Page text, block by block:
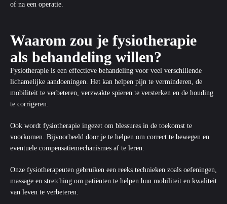
of na een operatie.
Waarom zou je fysiotherapie
als behandeling willen?
Fysiotherapie is een effectieve behandeling voor veel verschillende
lichamelijke aandoeningen. Het kan helpen pijn te verminderen, de
mobiliteit te verbeteren, verzwakte spieren te versterken en de houding
te corrigeren.
Ook wordt fysiotherapie ingezet om blessures in de toekomst te
voorkomen. Bijvoorbeeld door je te helpen om correct te bewegen en
eventuele compensatiemechanismes af te leren.
Onze fysiotherapeuten gebruiken een reeks technieken zoals oefeningen,
massage en stretching om patiënten te helpen hun mobiliteit en kwaliteit
van leven te verbeteren.